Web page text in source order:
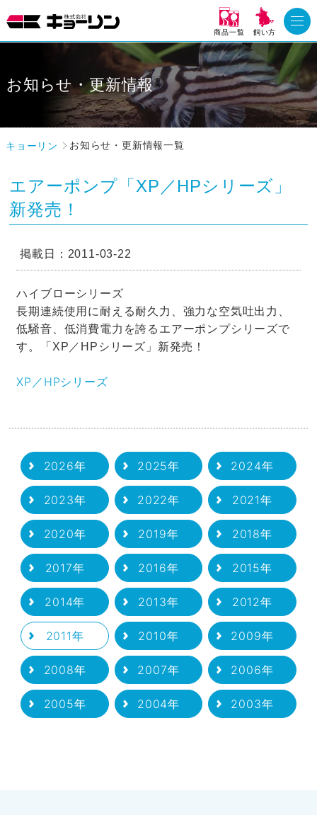
商品一覧 飼い方
お知らせ・更新情報
キョーリン お知らせ・更新情報一覧
エアーポンプ「XP／HPシリーズ」
新発売！
掲載日：2011-03-22
ハイブローシリーズ
長期連続使用に耐える耐久力、強力な空気吐出力、
低騒音、低消費電力を誇るエアーポンプシリーズで
す。「XP／HPシリーズ」新発売！
XP／HPシリーズ
2026年 2025年 2024年
2023年 2022年 2021年
2020年 2019年 2018年
2017年 2016年 2015年
2014年 2013年 2012年
2011年 2010年 2009年
2008年 2007年 2006年
2005年 2004年 2003年